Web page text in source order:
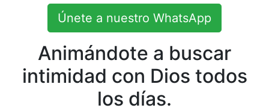
Únete a nuestro WhatsApp
Animándote a buscar
intimidad con Dios todos
los días.